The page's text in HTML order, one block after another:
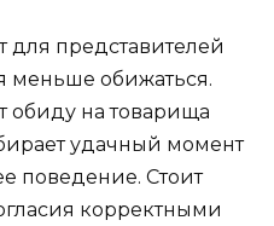
представителей
меньше обижаться.
обиду на товарища
удачный момент
поведение. Стоит
корректными